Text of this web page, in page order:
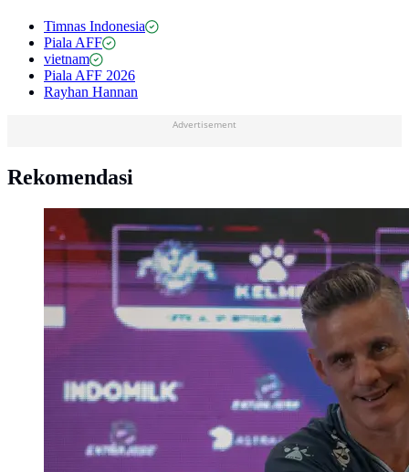
Timnas Indonesia
Piala AFF
vietnam
Piala AFF 2026
Rayhan Hannan
Advertisement
Rekomendasi